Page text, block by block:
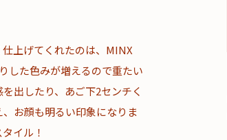
上げてくれたのは、MINX
した色みが増えるので重たい
出したり、あご下2センチく
お顔も明るい印象になりま
イル！